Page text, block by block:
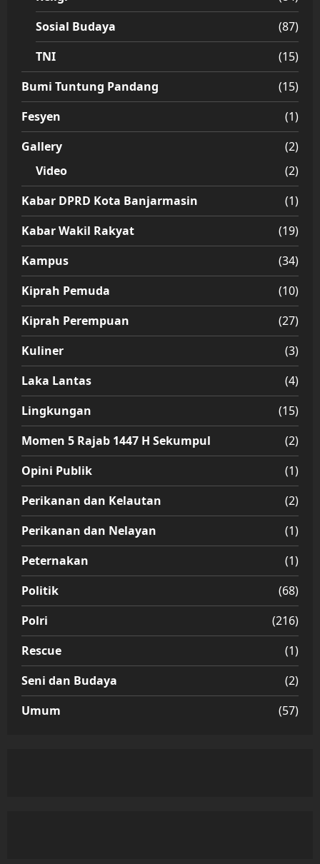
Sosial Budaya
(87)
TNI
(15)
Bumi Tuntung Pandang
(15)
Fesyen
(1)
Gallery
(2)
Video
(2)
Kabar DPRD Kota Banjarmasin
(1)
Kabar Wakil Rakyat
(19)
Kampus
(34)
Kiprah Pemuda
(10)
Kiprah Perempuan
(27)
Kuliner
(3)
Laka Lantas
(4)
Lingkungan
(15)
Momen 5 Rajab 1447 H Sekumpul
(2)
Opini Publik
(1)
Perikanan dan Kelautan
(2)
Perikanan dan Nelayan
(1)
Peternakan
(1)
Politik
(68)
Polri
(216)
Rescue
(1)
Seni dan Budaya
(2)
Umum
(57)